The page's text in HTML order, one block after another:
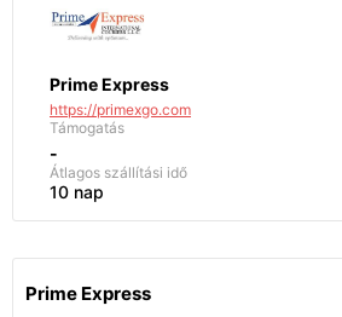
Prime Express
https://primexgo.com
Támogatás
-
Átlagos szállítási idő
10 nap
Prime Express